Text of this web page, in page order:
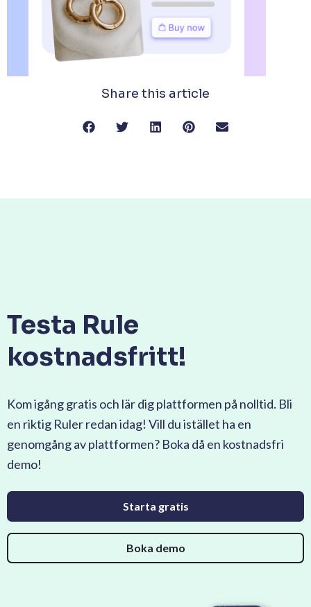
Share this article
Testa Rule
kostnadsfritt!
Kom igång gratis och lär dig plattformen på nolltid. Bli
en riktig Ruler redan idag! Vill du istället ha en
genomgång av plattformen? Boka då en kostnadsfri
demo!
Starta gratis
Boka demo